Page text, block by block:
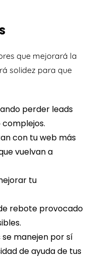
que mejorará la
solidez para que
perder leads
con tu web más
vuelvan a
tu
rebote provocado
manejen por sí
de ayuda de tus